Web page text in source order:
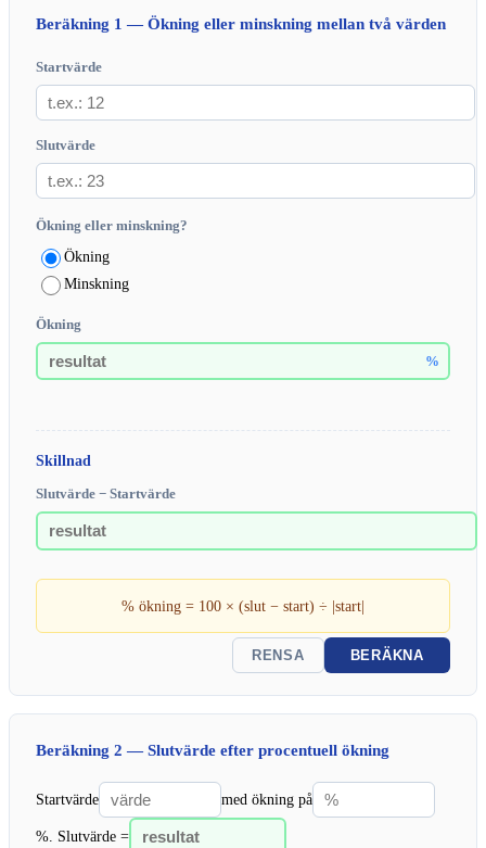
Beräkning 1 — Ökning eller minskning mellan två värden
Startvärde
Slutvärde
Ökning eller minskning?
Ökning
Minskning
Ökning
%
Skillnad
Slutvärde − Startvärde
% ökning = 100 × (slut − start) ÷ |start|
RENSA BERÄKNA
Beräkning 2 — Slutvärde efter procentuell ökning
Startvärde med ökning på
%. Slutvärde =